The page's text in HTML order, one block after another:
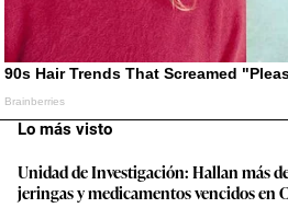
Lo más visto
Unidad de Investigación: Hallan más
jeringas y medicamentos vencidos en